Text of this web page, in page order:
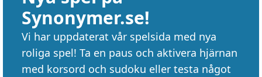
Synonymer.se!
Vi har uppdaterat vår spelsida med nya
roliga spel! Ta en paus och aktivera hjärnan
med korsord och sudoku eller testa något